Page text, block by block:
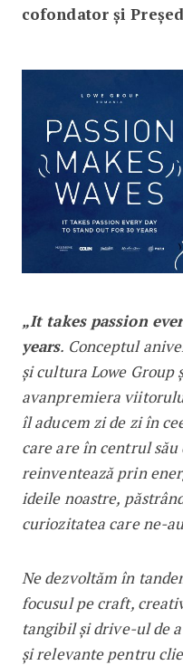
cofondator și
„It takes passion
years. Conceptul
și cultura Lowe Group
avanpremiera
îl aducem zi de zi în
care are în centrul său
reinventează prin
ideile noastre,
curiozitatea care ne-
Ne dezvoltăm în
focusul pe craft,
tangibil și drive-ul de
și relevante pentru